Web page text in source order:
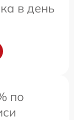
в день
по